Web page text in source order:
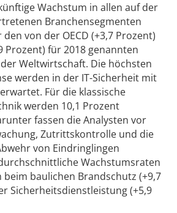
Wachstum in allen auf der
Branchensegmenten
von der OECD (+3,7 Prozent)
Prozent) für 2018 genannten
Weltwirtschaft. Die höchsten
werden in der IT-Sicherheit mit
Für die klassische
werden 10,1 Prozent
fassen die Analysten vor
Zutrittskontrolle und die
von Eindringlingen
Wachstumsraten
baulichen Brandschutz (+9,7
Sicherheitsdienstleistung (+5,9